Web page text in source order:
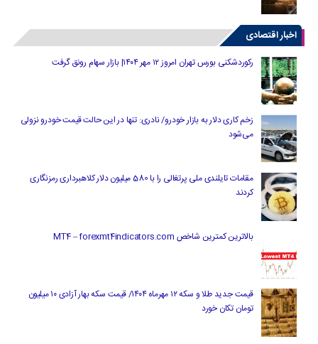
اخبار اقتصادی
رکوردشکنی بورس تهران امروز ۱۲ مهر ۱۴۰۴| بازار سهام رونق گرفت
زخم کاری دلار به بازار خودرو/ نادری: تنها در این حالت قیمت خودرو نزولی
می‌شود
مقامات تایلندی ملی پرتغالی را با 580 میلیون دلار کلاهبرداری رمزنگاری
کردند
بالاترین کمترین شاخص MT4 – forexmt4indicators.com
قیمت جدید طلا و سکه ۱۲ مهرماه ۱۴۰۴/ قیمت سکه بهار آزادی ۱۰ میلیون
تومان تکان خورد